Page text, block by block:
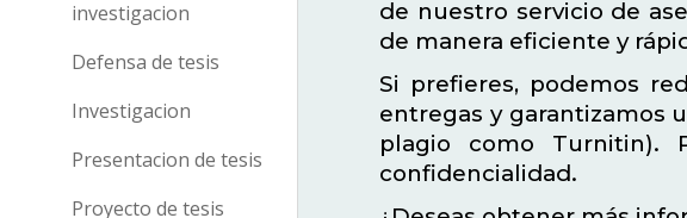
investigacion
Defensa de tesis
Investigacion
Presentacion de tesis
Proyecto de tesis
de nuestro servicio de
de manera eficiente y
Si prefieres, podemos
entregas y garantizamos
plagio como Turnitin).
confidencialidad.